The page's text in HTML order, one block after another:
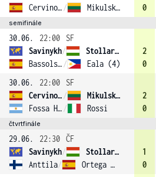
Cervino Ruiz / Mikulskyte (2)
0
semifinále
30.06. 22:00
SF
Savinykh/
Stollar (1)
Bassols Ribera / Eala (4)
2
0
30.06.
22:00
SF
Cervino Ruiz /
Mikulskyte (2)
Fossa Huergo / Rossi
2
0
čtvrtfinále
29.06. 22:30 ČF
Savinykh/
Stollar (1)
Anttila/ Ortega Redondo
1
0